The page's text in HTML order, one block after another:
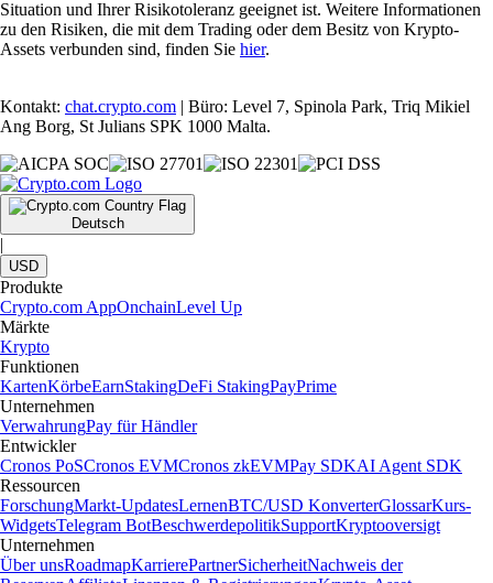
Situation und Ihrer Risikotoleranz geeignet ist. Weitere Informationen
zu den Risiken, die mit dem Trading oder dem Besitz von Krypto-
Assets verbunden sind, finden Sie hier.
Kontakt: chat.crypto.com | Büro: Level 7, Spinola Park, Triq Mikiel
Ang Borg, St Julians SPK 1000 Malta.
Deutsch
|
USD
Produkte
Crypto.com AppOnchainLevel Up
Märkte
Krypto
Funktionen
KartenKörbeEarnStakingDeFi StakingPayPrime
Unternehmen
VerwahrungPay für Händler
Entwickler
Cronos PoSCronos EVMCronos zkEVMPay SDKAI Agent SDK
Ressourcen
ForschungMarkt-UpdatesLernenBTC/USD KonverterGlossarKurs-
WidgetsTelegram BotBeschwerdepolitikSupportKryptooversigt
Unternehmen
Über unsRoadmapKarrierePartnerSicherheitNachweis der